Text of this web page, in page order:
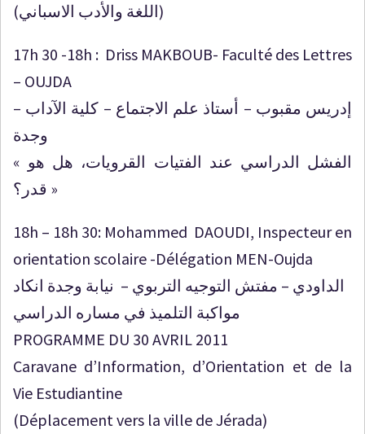
(اللغة والأدب الاسباني)
17h 30 -18h : Driss MAKBOUB- Faculté des Lettres
– OUJDA
إدريس مقبوب – أستاذ علم الاجتماع – كلية الآداب –
وجدة
« الفشل الدراسي عند الفتيات القرويات، هل هو
قدر؟ »
18h – 18h 30: Mohammed DAOUDI, Inspecteur en
orientation scolaire -Délégation MEN-Oujda
الداودي – مفتش التوجيه التربوي – نيابة وجدة انكاد
مواكبة التلميذ في مساره الدراسي
PROGRAMME DU 30 AVRIL 2011
Caravane d’Information, d’Orientation et de la
Vie Estudiantine
(Déplacement vers la ville de Jérada)